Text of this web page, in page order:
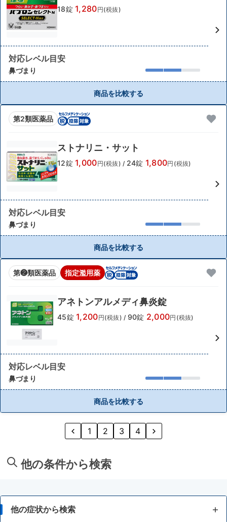
18錠 1,280円(税抜)
対応レベル目安
鼻づまり
商品を比較する
第2類医薬品
ストナリニ・サット
12錠 1,000円(税抜) / 24錠 1,800円(税抜)
対応レベル目安
鼻づまり
商品を比較する
第❷類医薬品 指定濫用薬
アネトンアルメディ鼻炎錠
45錠 1,200円(税抜) / 90錠 2,000円(税抜)
対応レベル目安
鼻づまり
商品を比較する
1 2 3 4
他の条件から検索
他の症状から検索